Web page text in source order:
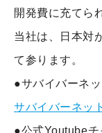
開発費に充てら
当社は、日本対
て参ります。
●サバイバーネ
サバイバーネット